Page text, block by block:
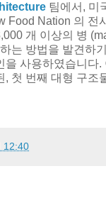
팀에서, 미
Food Nation 의 전
개 이상의 병
는 방법을 발견하
을 사용하였습니다.
, 첫 번째 대형 구조
12:40